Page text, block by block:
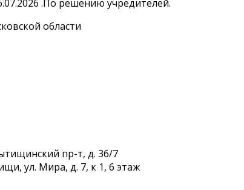
.По решению учредителей.
области
пр-т, д. 36/7
ул. Мира, д. 7, к 1, 6 этаж